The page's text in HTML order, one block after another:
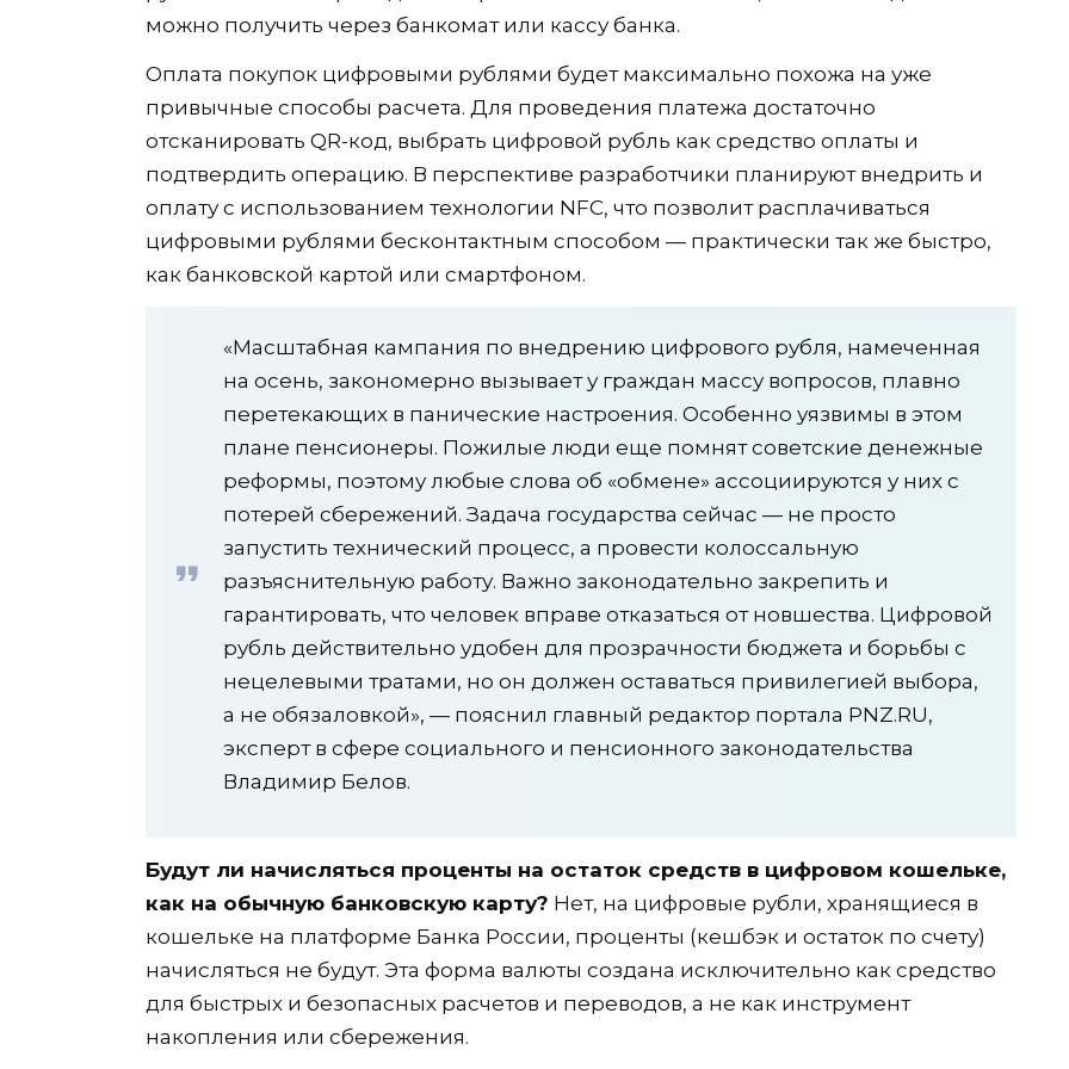
можно получить через банкомат или кассу банка.
Оплата покупок цифровыми рублями будет максимально похожа на уже
привычные способы расчета. Для проведения платежа достаточно
отсканировать QR-код, выбрать цифровой рубль как средство оплаты и
подтвердить операцию. В перспективе разработчики планируют внедрить и
оплату с использованием технологии NFC, что позволит расплачиваться
цифровыми рублями бесконтактным способом — практически так же быстро,
как банковской картой или смартфоном.
«Масштабная кампания по внедрению цифрового рубля, намеченная
на осень, закономерно вызывает у граждан массу вопросов, плавно
перетекающих в панические настроения. Особенно уязвимы в этом
плане пенсионеры. Пожилые люди еще помнят советские денежные
реформы, поэтому любые слова об «обмене» ассоциируются у них с
потерей сбережений. Задача государства сейчас — не просто
запустить технический процесс, а провести колоссальную
разъяснительную работу. Важно законодательно закрепить и
гарантировать, что человек вправе отказаться от новшества. Цифровой
рубль действительно удобен для прозрачности бюджета и борьбы с
нецелевыми тратами, но он должен оставаться привилегией выбора,
а не обязаловкой», — пояснил главный редактор портала PNZ.RU,
эксперт в сфере социального и пенсионного законодательства
Владимир Белов.
Будут ли начисляться проценты на остаток средств в цифровом кошельке,
как на обычную банковскую карту? Нет, на цифровые рубли, хранящиеся в
кошельке на платформе Банка России, проценты (кешбэк и остаток по счету)
начисляться не будут. Эта форма валюты создана исключительно как средство
для быстрых и безопасных расчетов и переводов, а не как инструмент
накопления или сбережения.